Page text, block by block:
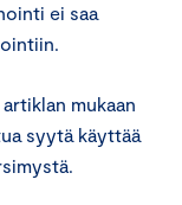
ei saa
mukaan
syytä käyttää